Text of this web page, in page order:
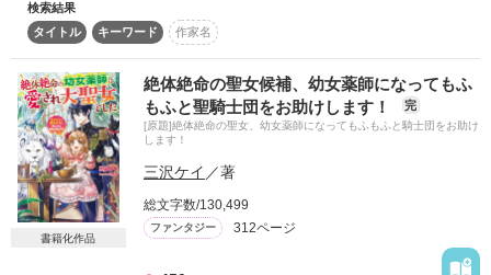
偶然出会ったのは、最強の魔法剣士であり
隣国ラスヘイムの王子さま、アベルヘイム。
そして……。
「僕の手伝いをさせられるほどの錬金術師なんているものか。
実力も素性もわからない人間を、養う余裕なんかないから
な」
凄腕の錬金術師だけど、嫌味と皮肉ばかりの第二王子ノイン。
私ははぐれ錬金術師として、彼のもとで修業することにな
り……。
見たもの全てを記憶できる本好きの才女、コーデリア。
彼女はラッセリア公国の王妃として日々、仕事に追われてい
た。
しかしそんなある日、遊び人の夫であるディルダが酒飲み相手
の妃を増やすという。
反対したコーデリアはディルダによって側妃と降格させられ、
辺境の地へと追い払われてしまう。
しかし、ディルダは知らなかった。
辺境の地ヴォルデには無数の資源が眠っていること。
さらにヴォルデの隣には、コーデリアを高く評価するカリダー
検索結果
タイトル
キーワード 作家名
書籍化作品
絶体絶命の聖女候補、幼女薬師になってもふ
もふと聖騎士団をお助けします！
完
[原題]絶体絶命の聖女、幼女薬師になってもふもふと騎士団をお助け
します！
三沢ケイ ／著
総文字数/130,499
ファンタジー 312ページ